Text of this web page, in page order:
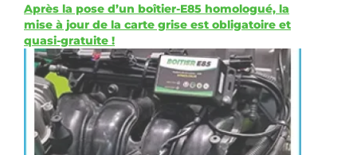
Après la pose d’un boîtier-E85 homologué, la
mise à jour de la carte grise est obligatoire et
quasi-gratuite !